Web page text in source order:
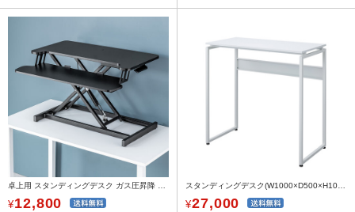
¥12,800 ¥27,000